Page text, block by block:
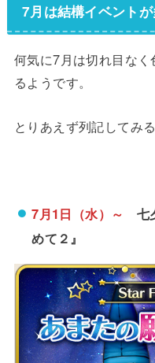
7月は結構イベントが
何気に7月は切れ目な
るようです。
とりあえず列記してみ
7月1日（水）～
七
めて２』